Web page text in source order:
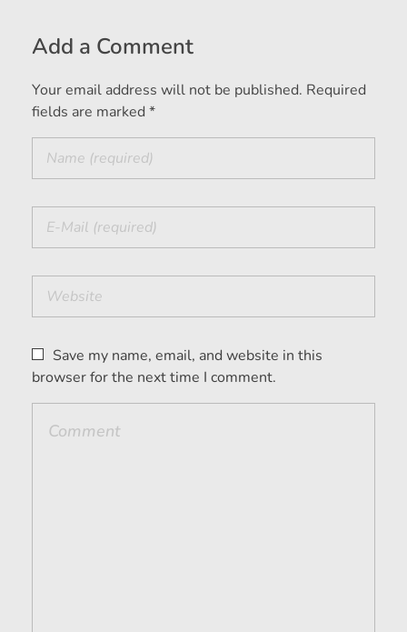
Add a Comment
Your email address will not be published. Required
fields are marked *
Save my name, email, and website in this
browser for the next time I comment.